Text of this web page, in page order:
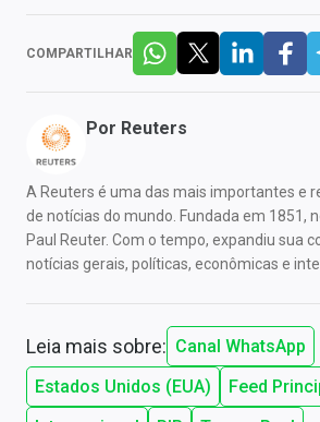
COMPARTILHAR
Por Reuters
A Reuters é uma das mais importantes e
de notícias do mundo. Fundada em 1851,
Paul Reuter. Com o tempo, expandiu sua
notícias gerais, políticas, econômicas e
Leia mais sobre: Canal WhatsApp
Estados Unidos (EUA)
Feed